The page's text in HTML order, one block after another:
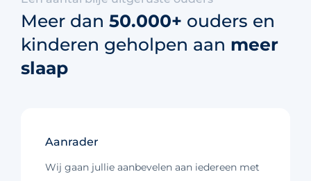
Meer dan 50.000+ ouders en
kinderen geholpen aan meer
slaap
Aanrader
Wij gaan jullie aanbevelen aan iedereen met